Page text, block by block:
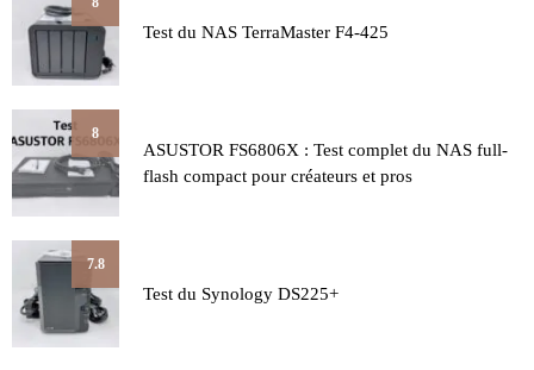
Test du NAS TerraMaster F4-425
8
ASUSTOR FS6806X : Test complet du NAS full-
flash compact pour créateurs et pros
7.8
Test du Synology DS225+